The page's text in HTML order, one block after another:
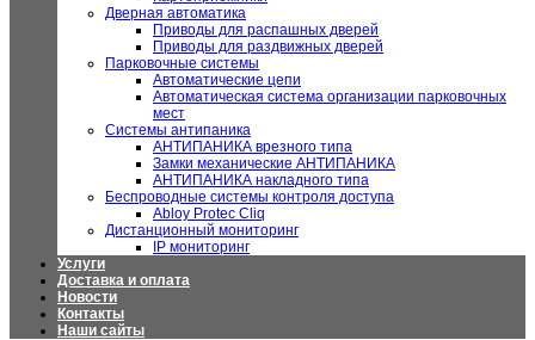
Дверная автоматика
Приводы для распашных дверей
Приводы для раздвижных дверей
Парковочные системы
Автоматические цепи
Автоматическая система организации парковочных
мест
Системы антипаника
АНТИПАНИКА врезного типа
Замки механические АНТИПАНИКА
АНТИПАНИКА накладного типа
Беспроводные системы контроля доступа
Abloy Protec Cliq
Дистанционный мониторинг
IP мониторинг
Услуги
Доставка и оплата
Новости
Контакты
Наши сайты